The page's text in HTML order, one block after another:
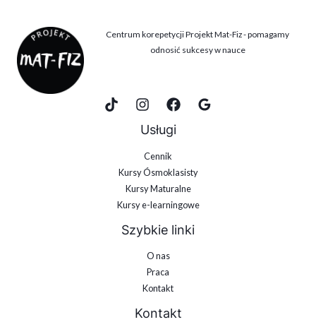
Centrum korepetycji Projekt Mat-Fiz - pomagamy
odnosić sukcesy w nauce
Usługi
Cennik
Kursy Ósmoklasisty
Kursy Maturalne
Kursy e-learningowe
Szybkie linki
O nas
Praca
Kontakt
Kontakt